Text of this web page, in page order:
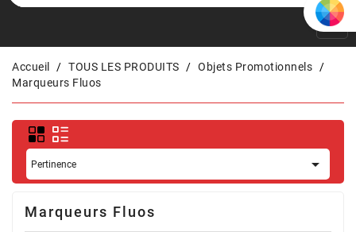
Accueil TOUS LES PRODUITS
Objets Promotionnels
Marqueurs Fluos
Pertinence 
Marqueurs Fluos